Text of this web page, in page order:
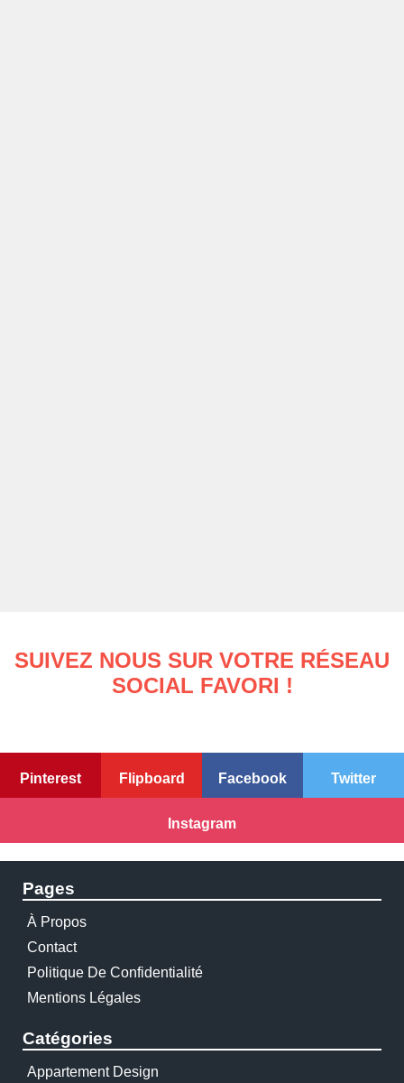
SUIVEZ NOUS SUR VOTRE RÉSEAU
SOCIAL FAVORI !
Pinterest Flipboard Facebook Twitter
Instagram
Pages
À Propos
Contact
Politique De Confidentialité
Mentions Légales
Catégories
Appartement Design